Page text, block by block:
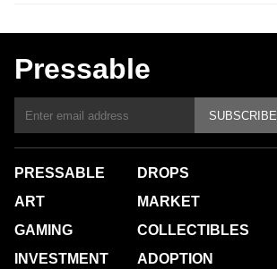
Pressable
SUBSCRIBE
PRESSABLE
ART
GAMING
INVESTMENT
DROPS
MARKET
COLLECTIBLES
ADOPTION